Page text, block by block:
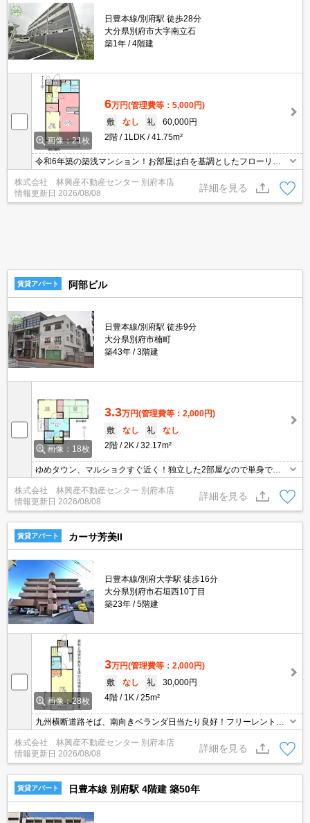
日豊本線/別府駅 徒歩28分
大分県別府市大字南立石
築1年
4階建
画像：21枚
6万円(管理費等：5,000円)
敷
なし 礼
60,000円
2階
1LDK 41.75m²
令和6年築の築浅マンション！お部屋は白を基調としたフローリン
グで広いウォークインクローゼットもございます☆充実した設備も
備わっております！！
株式会社 林興産不動産センター 別府本店
情報更新日 2026/08/08
詳細を見る
賃貸アパート 阿部ビル
日豊本線/別府駅 徒歩9分
大分県別府市楠町
築43年
3階建
画像：18枚
3.3万円(管理費等：2,000円)
敷
なし 礼
なし
2階
2K 32.17m²
ゆめタウン、マルショクすぐ近く！独立した2部屋なので単身でも
ファミリーでも☆東南角部屋！
株式会社 林興産不動産センター 別府本店
情報更新日 2026/08/08
詳細を見る
賃貸アパート カーサ芳美II
日豊本線/別府大学駅 徒歩16分
大分県別府市石垣西10丁目
築23年
5階建
画像：28枚
3万円(管理費等：2,000円)
敷
なし 礼
30,000円
4階
1K 25m²
九州横断道路そば、南向きベランダ日当たり良好！フリーレントキ
ャンペーン中！生活便良好！
株式会社 林興産不動産センター 別府本店
情報更新日 2026/08/08
詳細を見る
賃貸アパート 日豊本線 別府駅 4階建 築50年